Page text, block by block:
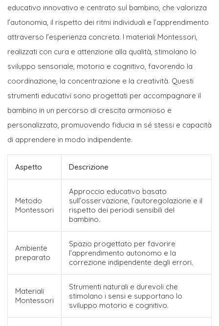
educativo innovativo e centrato sul bambino, che valorizza
l’autonomia, il rispetto dei ritmi individuali e l’apprendimento
attraverso l’esperienza concreta. I materiali Montessori,
realizzati con cura e attenzione alla qualità, stimolano lo
sviluppo sensoriale, motorio e cognitivo, favorendo la
coordinazione, la concentrazione e la creatività. Questi
strumenti educativi sono progettati per accompagnare il
bambino in un percorso di crescita armonioso e
personalizzato, promuovendo fiducia in sé stessi e capacità
di apprendere in modo indipendente.
Aspetto Descrizione
Metodo
Montessori
Approccio educativo basato
sull’osservazione, l’autoregolazione e il
rispetto dei periodi sensibili del
bambino.
Ambiente
preparato
Spazio progettato per favorire
l’apprendimento autonomo e la
correzione indipendente degli errori.
Materiali
Montessori
Strumenti naturali e durevoli che
stimolano i sensi e supportano lo
sviluppo motorio e cognitivo.